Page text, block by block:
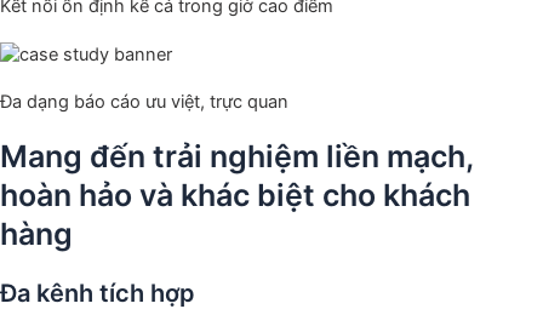
Kết nối ổn định kể cả trong giờ cao điểm
Đa dạng báo cáo ưu việt, trực quan
Mang đến trải nghiệm liền mạch,
hoàn hảo và khác biệt cho khách
hàng
Đa kênh tích hợp